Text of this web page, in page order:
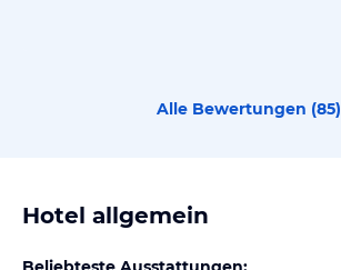
Alle Bewertungen (85)
Hotel allgemein